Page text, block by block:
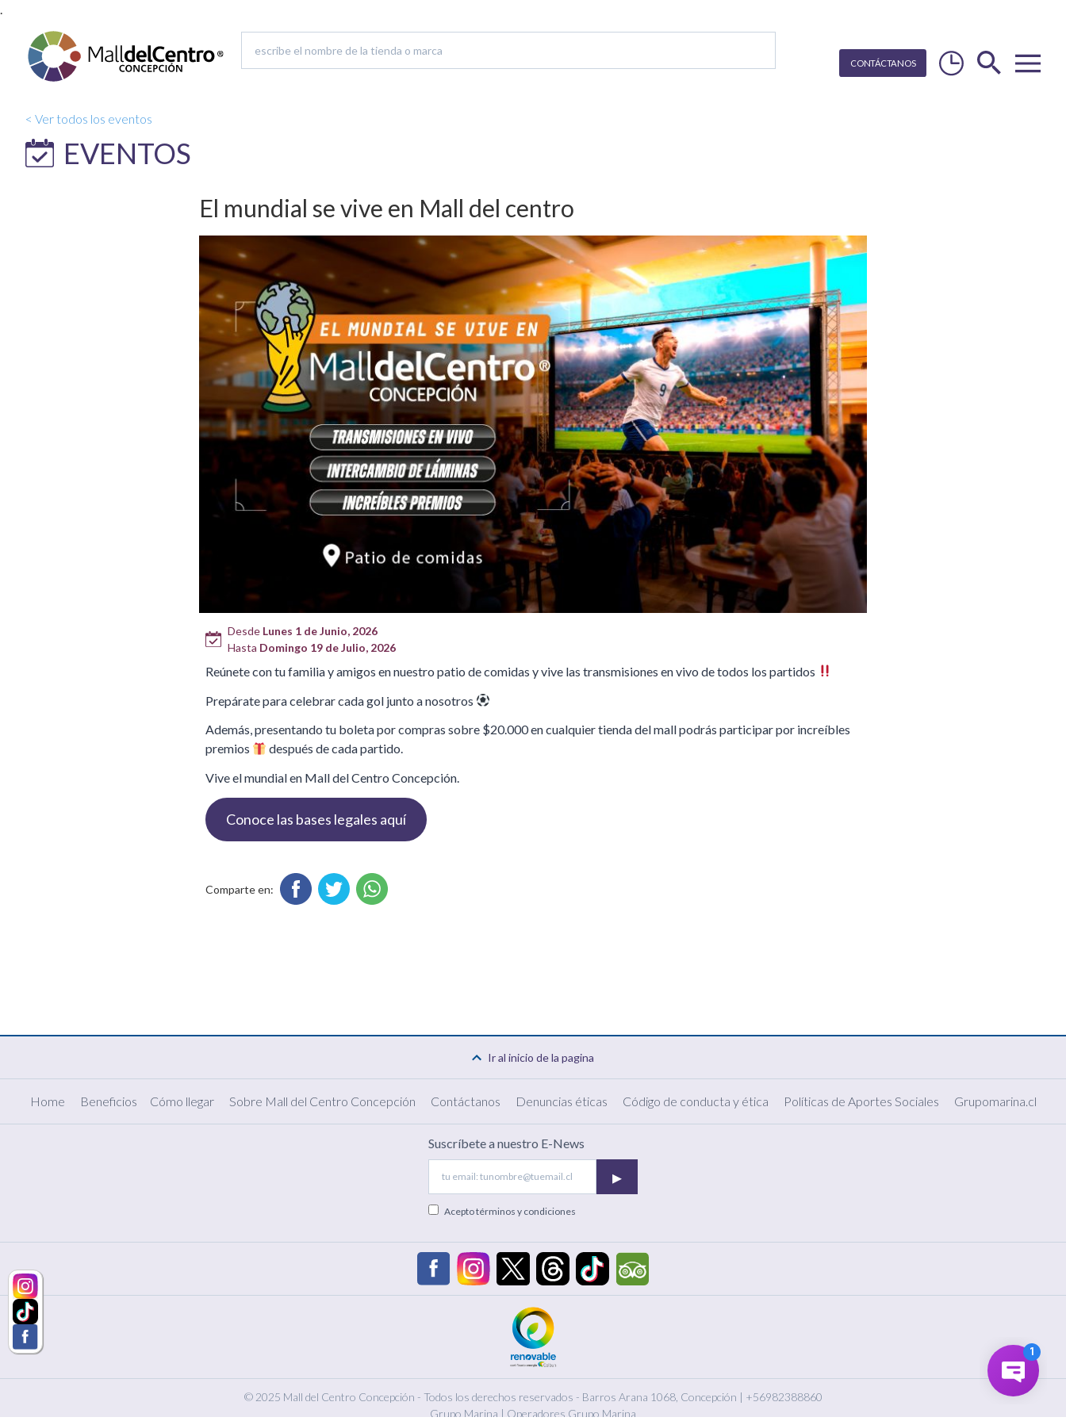
.
CONTÁCTANOS
< Ver todos los eventos
EVENTOS
El mundial se vive en Mall del centro
Desde Lunes 1 de Junio, 2026
Hasta Domingo 19 de Julio, 2026
Reúnete con tu familia y amigos en nuestro patio de comidas y vive las transmisiones en vivo de todos los partidos
Prepárate para celebrar cada gol junto a nosotros
Además, presentando tu boleta por compras sobre $20.000 en cualquier tienda del mall podrás participar por increíbles
premios
después de cada partido.
Vive el mundial en Mall del Centro Concepción.
Conoce las bases legales aquí
Comparte en:
Ir al inicio de la pagina
Home Beneficios Cómo llegar Sobre Mall del Centro Concepción Contáctanos Denuncias éticas Código de conducta y ética Políticas de Aportes Sociales Grupomarina.cl
Suscríbete a nuestro E-News
▸
Aceptotérminos y condiciones
© 2025 Mall del Centro Concepción - Todos los derechos reservados - Barros Arana 1068, Concepción | +56982388860
Grupo Marina | Operadores Grupo Marina